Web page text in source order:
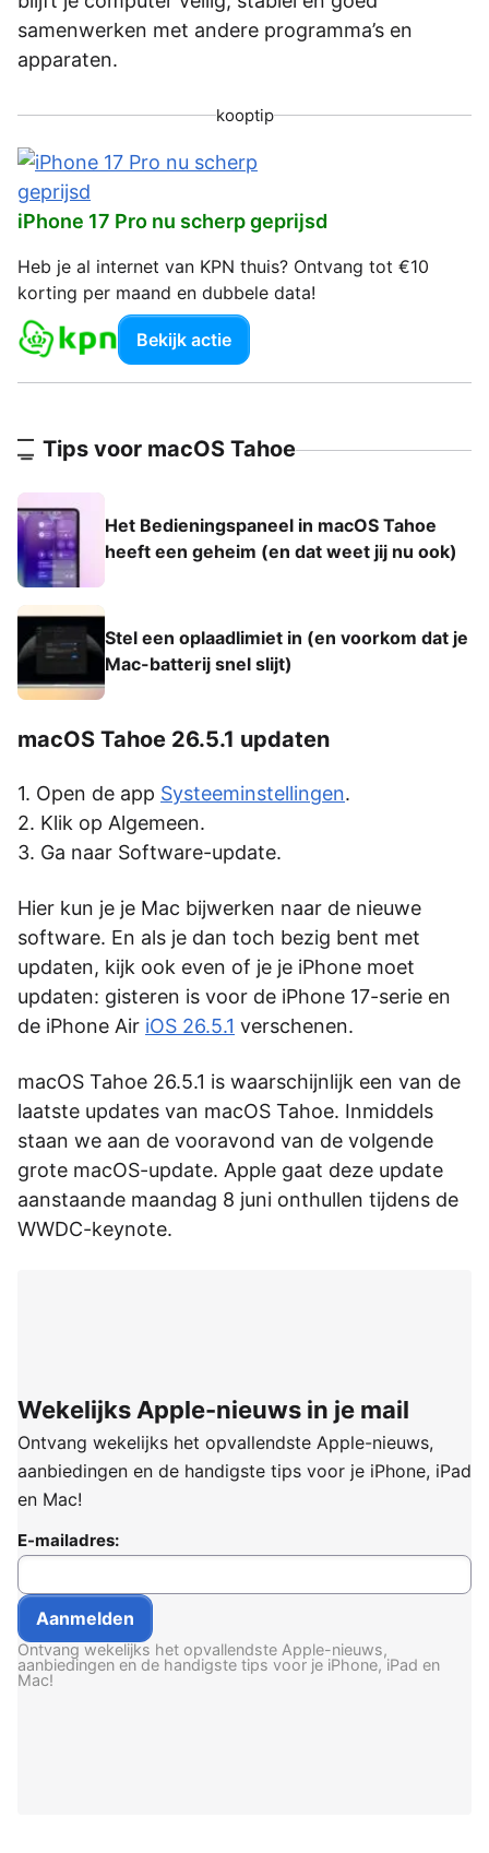
samenwerken met andere programma’s en
apparaten.
kooptip
iPhone 17 Pro nu scherp geprijsd
Heb je al internet van KPN thuis? Ontvang tot €10
korting per maand en dubbele data!
Bekijk actie
Tips voor macOS Tahoe
Het Bedieningspaneel in macOS Tahoe
heeft een geheim (en dat weet jij nu ook)
Stel een oplaadlimiet in (en voorkom dat je
Mac-batterij snel slijt)
macOS Tahoe 26.5.1 updaten
Open de app Systeeminstellingen.
Klik op Algemeen.
Ga naar Software-update.
Hier kun je je Mac bijwerken naar de nieuwe
software. En als je dan toch bezig bent met
updaten, kijk ook even of je je iPhone moet
updaten: gisteren is voor de iPhone 17-serie en
de iPhone Air iOS 26.5.1 verschenen.
macOS Tahoe 26.5.1 is waarschijnlijk een van de
laatste updates van macOS Tahoe. Inmiddels
staan we aan de vooravond van de volgende
grote macOS-update. Apple gaat deze update
aanstaande maandag 8 juni onthullen tijdens de
WWDC-keynote.
Wekelijks Apple-nieuws in je mail
Ontvang wekelijks het opvallendste Apple-nieuws,
aanbiedingen en de handigste tips voor je iPhone, iPad
en Mac!
E-mailadres:
Ontvang wekelijks het opvallendste Apple-nieuws,
aanbiedingen en de handigste tips voor je iPhone, iPad en
Mac!